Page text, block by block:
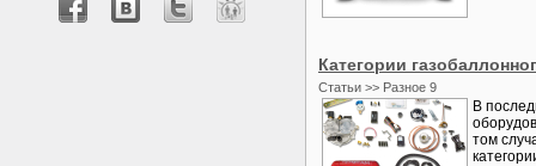
Категории
Статьи >> Разное 9
В
том